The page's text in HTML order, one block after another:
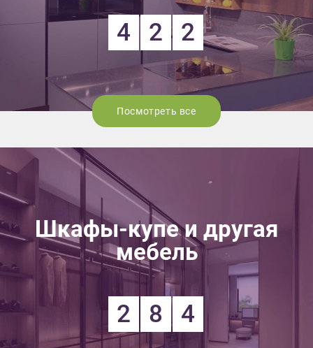
4 2 2
Посмотреть все
Шкафы-купе и другая
мебель
2 8 4